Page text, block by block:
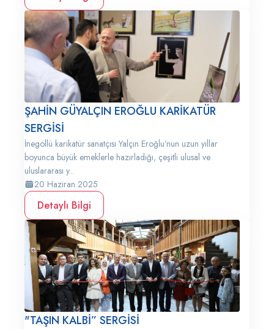
ŞAHİN GÜYALÇIN EROĞLU KARİKATÜR
SERGİSİ
İnegöllü karikatür sanatçısı Yalçın Eroğlu’nun uzun yıllar
boyunca büyük emeklerle hazırladığı, çeşitli ulusal ve
uluslararası y...
20 Haziran 2025
Detaylı Bilgi
"TAŞIN KALBİ” SERGİSİ